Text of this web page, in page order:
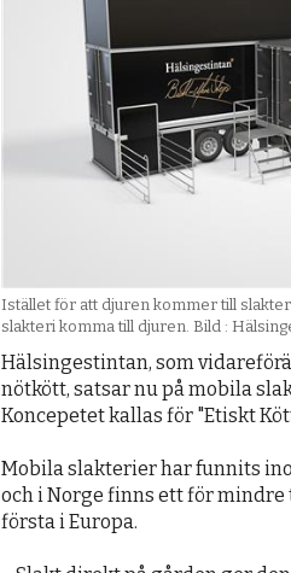
Istället för att djuren kommer till
slakteri komma till djuren. Bild :
Hälsingestintan, som
nötkött, satsar nu på mobila
Koncepetet kallas för "Etiskt
Mobila slakterier har funnits
och i Norge finns ett för
första i Europa.